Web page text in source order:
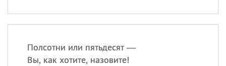
Полсотни или пятьдесят —
Вы, как хотите, назовите!